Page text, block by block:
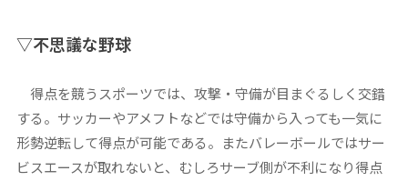
▽不思議な野球
得点を競うスポーツでは、攻撃・守備が目まぐるしく交錯
する。サッカーやアメフトなどでは守備から入っても一気に
形勢逆転して得点が可能である。またバレーボールではサー
ビスエースが取れないと、むしろサーブ側が不利になり得点